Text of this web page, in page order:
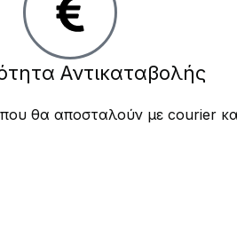
Αντικαταβολής
θα αποσταλούν με courier